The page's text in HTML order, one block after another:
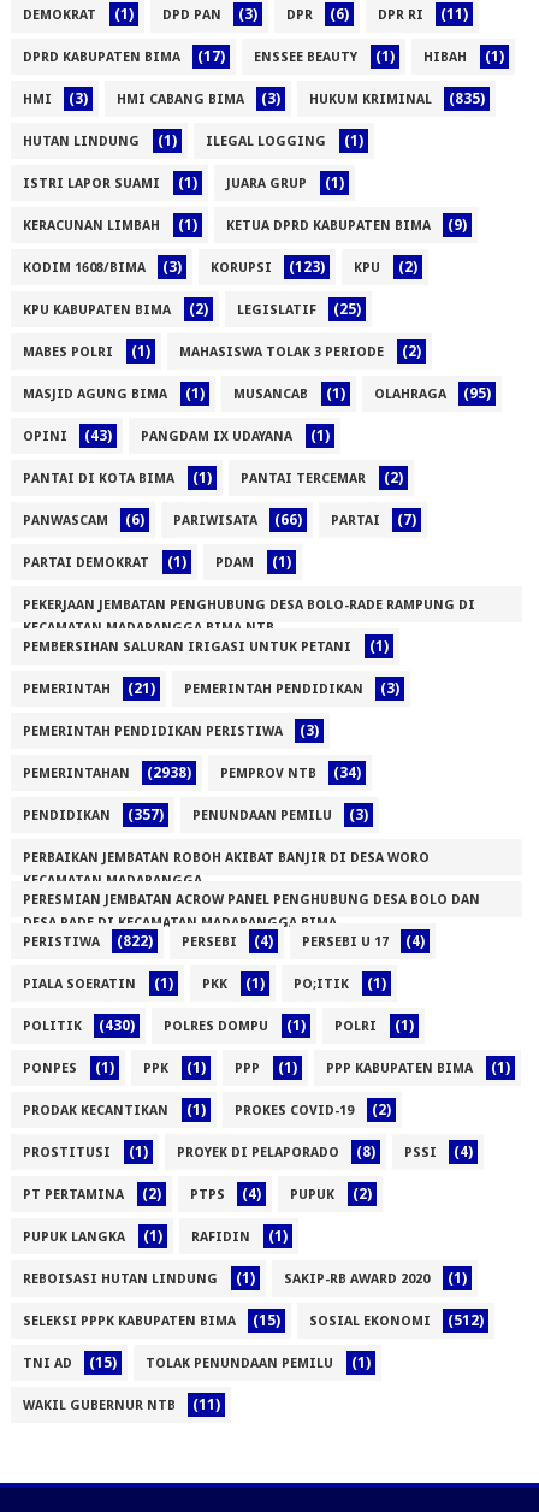
DEMOKRAT (1) DPD PAN (3) DPR (6) DPR RI (11)
DPRD KABUPATEN BIMA (17) ENSSEE BEAUTY (1) HIBAH (1)
HMI (3) HMI CABANG BIMA (3) HUKUM KRIMINAL (835)
HUTAN LINDUNG (1) ILEGAL LOGGING (1)
ISTRI LAPOR SUAMI (1) JUARA GRUP (1)
KERACUNAN LIMBAH (1) KETUA DPRD KABUPATEN BIMA (9)
KODIM 1608/BIMA (3) KORUPSI (123) KPU (2)
KPU KABUPATEN BIMA (2) LEGISLATIF (25)
MABES POLRI (1) MAHASISWA TOLAK 3 PERIODE (2)
MASJID AGUNG BIMA (1) MUSANCAB (1) OLAHRAGA (95)
OPINI (43) PANGDAM IX UDAYANA (1)
PANTAI DI KOTA BIMA (1) PANTAI TERCEMAR (2)
PANWASCAM (6) PARIWISATA (66) PARTAI (7)
PARTAI DEMOKRAT (1) PDAM (1)
PEKERJAAN JEMBATAN PENGHUBUNG DESA BOLO-RADE RAMPUNG DI
KECAMATAN MADAPANGGA BIMA NTB
(1)PEMBERSIHAN SALURAN IRIGASI UNTUK PETANI (1)
PEMERINTAH (21) PEMERINTAH PENDIDIKAN (3)
PEMERINTAH PENDIDIKAN PERISTIWA (3)
PEMERINTAHAN (2938) PEMPROV NTB (34)
PENDIDIKAN (357) PENUNDAAN PEMILU (3)
PERBAIKAN JEMBATAN ROBOH AKIBAT BANJIR DI DESA WORO
KECAMATAN MADAPANGGA
(1)PERESMIAN JEMBATAN ACROW PANEL PENGHUBUNG DESA BOLO DAN
DESA RADE DI KECAMATAN MADAPANGGA BIMA
(1)PERISTIWA (822) PERSEBI (4) PERSEBI U 17 (4)
PIALA SOERATIN (1) PKK (1) PO;ITIK (1)
POLITIK (430) POLRES DOMPU (1) POLRI (1)
PONPES (1) PPK (1) PPP (1) PPP KABUPATEN BIMA (1)
PRODAK KECANTIKAN (1) PROKES COVID-19 (2)
PROSTITUSI (1) PROYEK DI PELAPORADO (8) PSSI (4)
PT PERTAMINA (2) PTPS (4) PUPUK (2)
PUPUK LANGKA (1) RAFIDIN (1)
REBOISASI HUTAN LINDUNG (1) SAKIP-RB AWARD 2020 (1)
SELEKSI PPPK KABUPATEN BIMA (15) SOSIAL EKONOMI (512)
TNI AD (15) TOLAK PENUNDAAN PEMILU (1)
WAKIL GUBERNUR NTB (11)